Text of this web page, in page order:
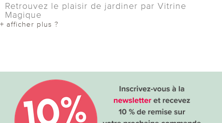
Retrouvez le plaisir de jardiner par Vitrine
Magique
+ afficher plus ?